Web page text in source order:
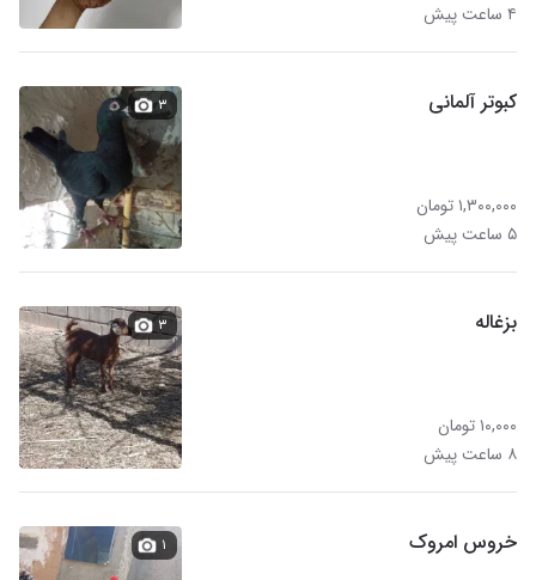
۴ ساعت پیش
کبوتر آلمانی
۱,۳۰۰,۰۰۰ تومان
۵ ساعت پیش
۳
بزغاله
۱۰,۰۰۰ تومان
۸ ساعت پیش
۳
خروس امروک ۱